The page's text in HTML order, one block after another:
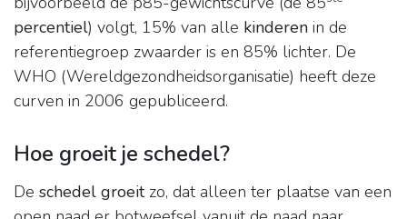
percentiel) volgt, 15% van alle kinderen in de
referentiegroep zwaarder is en 85% lichter. De
WHO (Wereldgezondheidsorganisatie) heeft deze
curven in 2006 gepubliceerd.
Hoe groeit je schedel?
De schedel groeitzo, dat alleen ter plaatse van een